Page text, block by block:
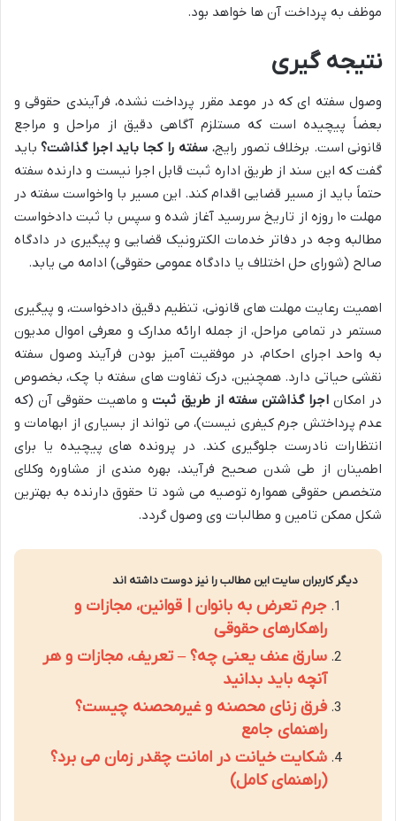
موظف به پرداخت آن ها خواهد بود.
نتیجه گیری
وصول سفته ای که در موعد مقرر پرداخت نشده، فرآیندی حقوقی و
بعضاً پیچیده است که مستلزم آگاهی دقیق از مراحل و مراجع
قانونی است. برخلاف تصور رایج، سفته را کجا باید اجرا گذاشت؟باید
گفت که این سند از طریق اداره ثبت قابل اجرا نیست و دارنده سفته
حتماً باید از مسیر قضایی اقدام کند. این مسیر با واخواست سفته در
مهلت ۱۰ روزه از تاریخ سررسید آغاز شده و سپس با ثبت دادخواست
مطالبه وجه در دفاتر خدمات الکترونیک قضایی و پیگیری در دادگاه
صالح (شورای حل اختلاف یا دادگاه عمومی حقوقی) ادامه می یابد.
اهمیت رعایت مهلت های قانونی، تنظیم دقیق دادخواست، و پیگیری
مستمر در تمامی مراحل، از جمله ارائه مدارک و معرفی اموال مدیون
به واحد اجرای احکام، در موفقیت آمیز بودن فرآیند وصول سفته
نقشی حیاتی دارد. همچنین، درک تفاوت های سفته با چک، بخصوص
در امکاناجرا گذاشتن سفته از طریق ثبتو ماهیت حقوقی آن (که
عدم پرداختش جرم کیفری نیست)، می تواند از بسیاری از ابهامات و
انتظارات نادرست جلوگیری کند. در پرونده های پیچیده یا برای
اطمینان از طی شدن صحیح فرآیند، بهره مندی از مشاوره وکلای
متخصص حقوقی همواره توصیه می شود تا حقوق دارنده به بهترین
شکل ممکن تامین و مطالبات وی وصول گردد.
دیگر کاربران سایت این مطالب را نیز دوست داشته اند
جرم تعرض به بانوان | قوانین، مجازات و
راهکارهای حقوقی
سارق عنف یعنی چه؟ – تعریف، مجازات و هر
آنچه باید بدانید
فرق زنای محصنه و غیرمحصنه چیست؟
راهنمای جامع
شکایت خیانت در امانت چقدر زمان می برد؟
(راهنمای کامل)